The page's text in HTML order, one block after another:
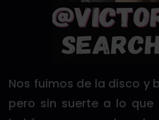
Nos fuimos de la disco y
pero sin suerte a lo